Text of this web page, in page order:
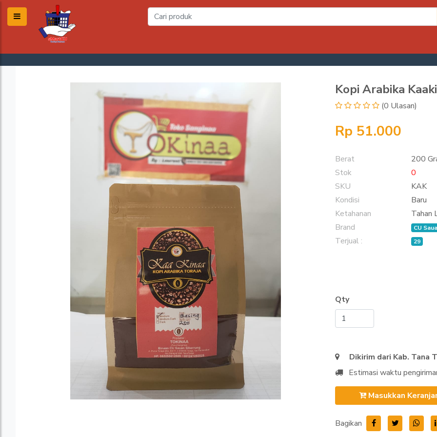
Kopi Arabika
(0 Ulasan)
Rp 51.000
Berat
200
Stok
0
SKU
KAK
Kondisi
Baru
Ketahanan
Tahan
Brand
CU
Terjual : 29
Qty
Dikirim dari Kab. Tana
Estimasi waktu
Masukkan
Bagikan